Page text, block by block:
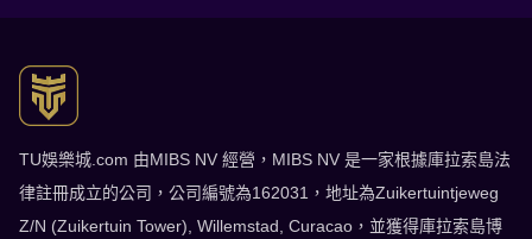
TU娛樂城.com 由MIBS NV 經營，MIBS NV 是一家根據庫拉索島法
律註冊成立的公司，公司編號為162031，地址為Zuikertuintjeweg
Z/N (Zuikertuin Tower), Willemstad, Curacao，並獲得庫拉索島博